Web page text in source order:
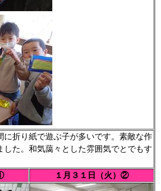
折り紙で遊ぶ子が多いです。素敵な作
した。和気藹々とした雰囲気でとでもす
１月３１日（火）②